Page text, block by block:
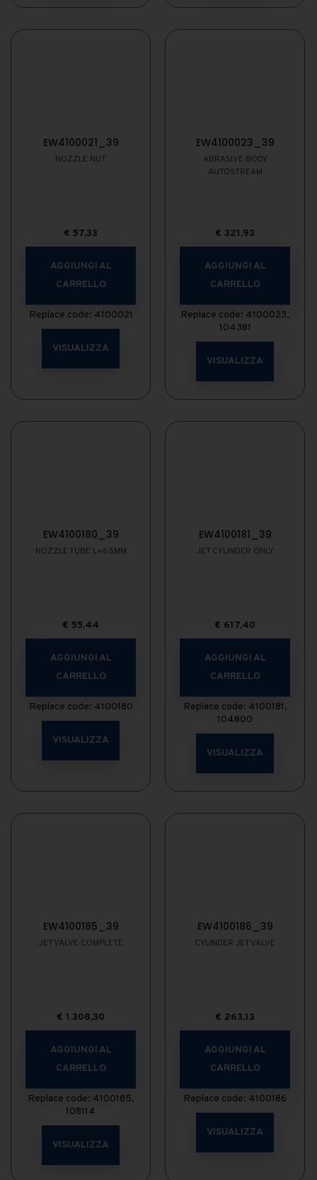
EW4100021_39
NOZZLE NUT
€ 57,33
AGGIUNGI AL
CARRELLO
Replace code: 4100021
VISUALIZZA
EW4100023_39
ABRASIVE BODY
AUTOSTREAM
€ 321,93
AGGIUNGI AL
CARRELLO
Replace code: 4100023,
104381
VISUALIZZA
EW4100180_39
NOZZLE TUBE L=65MM
€ 55,44
AGGIUNGI AL
CARRELLO
Replace code: 4100180
VISUALIZZA
EW4100181_39
JET CYLINDER ONLY
€ 617,40
AGGIUNGI AL
CARRELLO
Replace code: 4100181,
104800
VISUALIZZA
EW4100185_39
JET VALVE COMPLETE
€ 1.308,30
AGGIUNGI AL
CARRELLO
Replace code: 4100185,
108114
VISUALIZZA
EW4100186_39
CYLINDER JET VALVE
€ 263,13
AGGIUNGI AL
CARRELLO
Replace code: 4100186
VISUALIZZA